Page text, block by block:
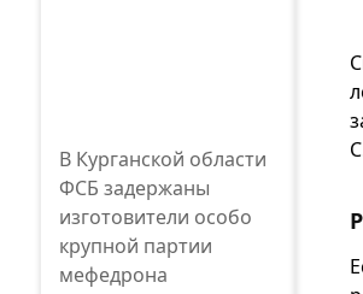
В Курганской области
ФСБ задержаны
изготовители особо
крупной партии
мефедрона